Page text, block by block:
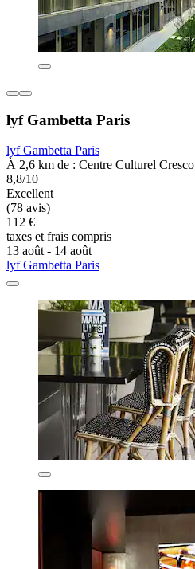
lyf Gambetta Paris
lyf Gambetta Paris
À 2,6 km de : Centre Culturel Cresco
8,8/10
Excellent
(78 avis)
112 €
taxes et frais compris
13 août - 14 août
lyf Gambetta Paris